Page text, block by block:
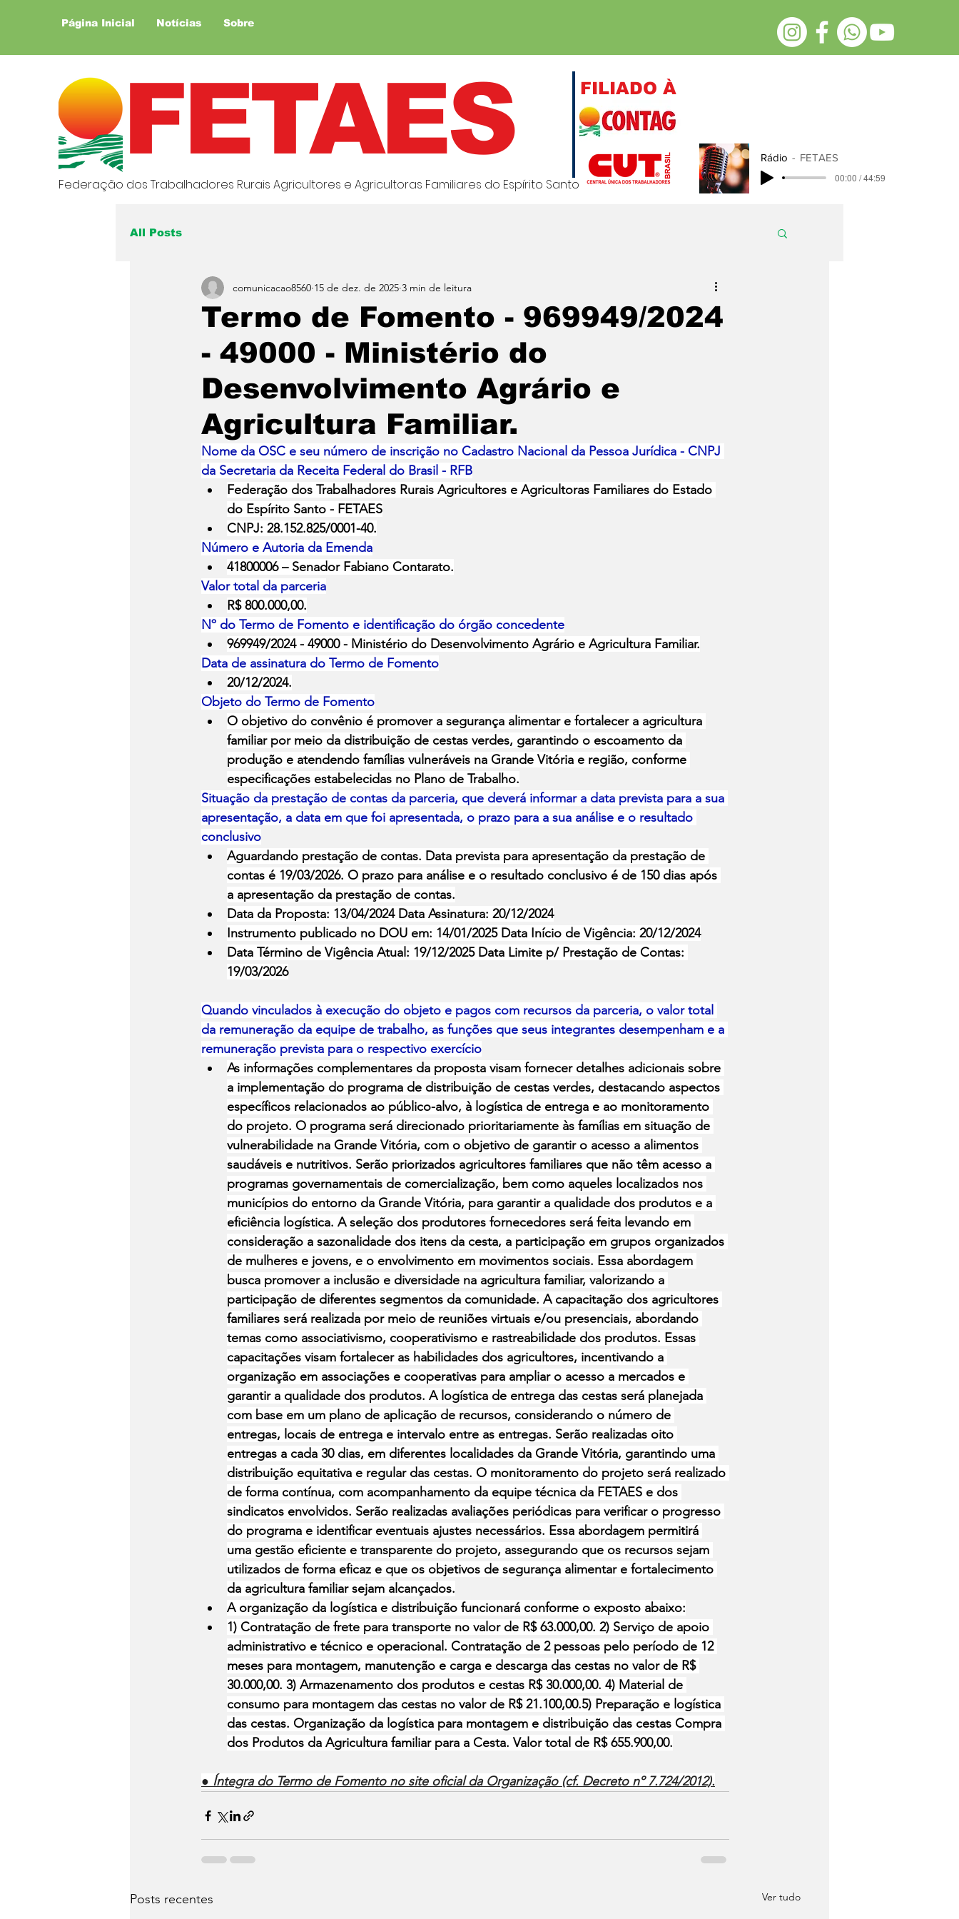
Página Inicial Notícias Sobre
FETAES
Federação dos Trabalhadores Rurais Agricultores e Agricultoras Familiares do Espírito Santo
FILIADO À
Rádio
FETAES
00:00 / 44:59
All Posts
Termo de Fomento - 969949/2024
- 49000 - Ministério do
Desenvolvimento Agrário e
Agricultura Familiar.
comunicacao8560 15 de dez. de 2025 3 min de leitura
Nome da OSC e seu número de inscrição no Cadastro Nacional da Pessoa Jurídica - CNPJ
da Secretaria da Receita Federal do Brasil - RFB
Federação dos Trabalhadores Rurais Agricultores e Agricultoras Familiares do Estado
do Espírito Santo - FETAES
CNPJ: 28.152.825/0001-40.
Número e Autoria da Emenda
41800006 – Senador Fabiano Contarato.
Valor total da parceria
R$ 800.000,00.
Nº do Termo de Fomento e identificação do órgão concedente
969949/2024 - 49000 - Ministério do Desenvolvimento Agrário e Agricultura Familiar.
Data de assinatura do Termo de Fomento
20/12/2024.
Objeto do Termo de Fomento
O objetivo do convênio é promover a segurança alimentar e fortalecer a agricultura
familiar por meio da distribuição de cestas verdes, garantindo o escoamento da
produção e atendendo famílias vulneráveis na Grande Vitória e região, conforme
especificações estabelecidas no Plano de Trabalho.
Situação da prestação de contas da parceria, que deverá informar a data prevista para a sua
apresentação, a data em que foi apresentada, o prazo para a sua análise e o resultado
conclusivo
Aguardando prestação de contas. Data prevista para apresentação da prestação de
contas é 19/03/2026. O prazo para análise e o resultado conclusivo é de 150 dias após
a apresentação da prestação de contas.
Data da Proposta: 13/04/2024 Data Assinatura: 20/12/2024
Instrumento publicado no DOU em: 14/01/2025 Data Início de Vigência: 20/12/2024
Data Término de Vigência Atual: 19/12/2025 Data Limite p/ Prestação de Contas:
19/03/2026
Quando vinculados à execução do objeto e pagos com recursos da parceria, o valor total
da remuneração da equipe de trabalho, as funções que seus integrantes desempenham e a
remuneração prevista para o respectivo exercício
As informações complementares da proposta visam fornecer detalhes adicionais sobre
a implementação do programa de distribuição de cestas verdes, destacando aspectos
específicos relacionados ao público-alvo, à logística de entrega e ao monitoramento
do projeto. O programa será direcionado prioritariamente às famílias em situação de
vulnerabilidade na Grande Vitória, com o objetivo de garantir o acesso a alimentos
saudáveis e nutritivos. Serão priorizados agricultores familiares que não têm acesso a
programas governamentais de comercialização, bem como aqueles localizados nos
municípios do entorno da Grande Vitória, para garantir a qualidade dos produtos e a
eficiência logística. A seleção dos produtores fornecedores será feita levando em
consideração a sazonalidade dos itens da cesta, a participação em grupos organizados
de mulheres e jovens, e o envolvimento em movimentos sociais. Essa abordagem
busca promover a inclusão e diversidade na agricultura familiar, valorizando a
participação de diferentes segmentos da comunidade. A capacitação dos agricultores
familiares será realizada por meio de reuniões virtuais e/ou presenciais, abordando
temas como associativismo, cooperativismo e rastreabilidade dos produtos. Essas
capacitações visam fortalecer as habilidades dos agricultores, incentivando a
organização em associações e cooperativas para ampliar o acesso a mercados e
garantir a qualidade dos produtos. A logística de entrega das cestas será planejada
com base em um plano de aplicação de recursos, considerando o número de
entregas, locais de entrega e intervalo entre as entregas. Serão realizadas oito
entregas a cada 30 dias, em diferentes localidades da Grande Vitória, garantindo uma
distribuição equitativa e regular das cestas. O monitoramento do projeto será realizado
de forma contínua, com acompanhamento da equipe técnica da FETAES e dos
sindicatos envolvidos. Serão realizadas avaliações periódicas para verificar o progresso
do programa e identificar eventuais ajustes necessários. Essa abordagem permitirá
uma gestão eficiente e transparente do projeto, assegurando que os recursos sejam
utilizados de forma eficaz e que os objetivos de segurança alimentar e fortalecimento
da agricultura familiar sejam alcançados.
A organização da logística e distribuição funcionará conforme o exposto abaixo:
1) Contratação de frete para transporte no valor de R$ 63.000,00. 2) Serviço de apoio
administrativo e técnico e operacional. Contratação de 2 pessoas pelo período de 12
meses para montagem, manutenção e carga e descarga das cestas no valor de R$
30.000,00. 3) Armazenamento dos produtos e cestas R$ 30.000,00. 4) Material de
consumo para montagem das cestas no valor de R$ 21.100,00.5) Preparação e logística
das cestas. Organização da logística para montagem e distribuição das cestas Compra
dos Produtos da Agricultura familiar para a Cesta. Valor total de R$ 655.900,00.
● Íntegra do Termo de Fomento no site oficial da Organização (cf. Decreto nº 7.724/2012).
Posts recentes Ver tudo